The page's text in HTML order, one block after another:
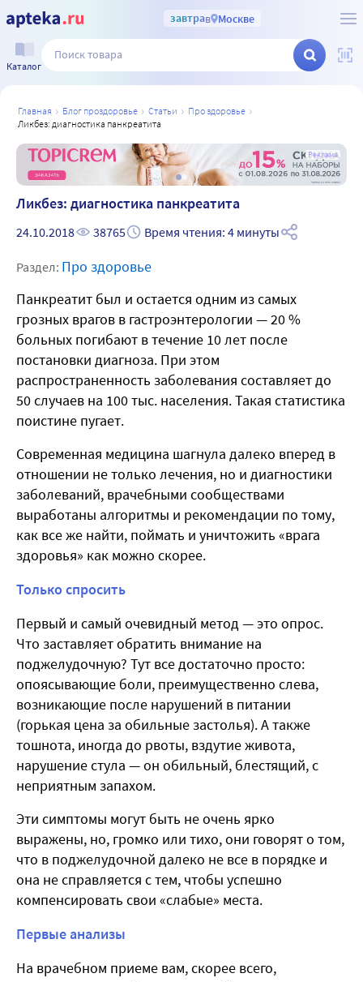
завтрав Москве
Каталог
главная блог проздоровье статьи
про здоровье
ликбез: диагностика панкреатита
Реклама
Ликбез: диагностика панкреатита
24.10.2018 38765 Время чтения: 4 минуты
Раздел: Про здоровье
Панкреатит был и остается одним из самых
грозных врагов в гастроэнтерологии — 20 %
больных погибают в течение 10 лет после
постановки диагноза. При этом
распространенность заболевания составляет до
50 случаев на 100 тыс. населения. Такая статистика
поистине пугает.
Современная медицина шагнула далеко вперед в
отношении не только лечения, но и диагностики
заболеваний, врачебными сообществами
выработаны алгоритмы и рекомендации по тому,
как все же найти, поймать и уничтожить «врага
здоровья» как можно скорее.
Только спросить
Первый и самый очевидный метод — это опрос.
Что заставляет обратить внимание на
поджелудочную? Тут все достаточно просто:
опоясывающие боли, преимущественно слева,
возникающие после нарушений в питании
(горькая цена за обильные застолья). А также
тошнота, иногда до рвоты, вздутие живота,
нарушение стула — он обильный, блестящий, с
неприятным запахом.
Эти симптомы могут быть не очень ярко
выражены, но, громко или тихо, они говорят о том,
что в поджелудочной далеко не все в порядке и
она не справляется с тем, чтобы успешно
компенсировать свои «слабые» места.
Первые анализы
На врачебном приеме вам, скорее всего,